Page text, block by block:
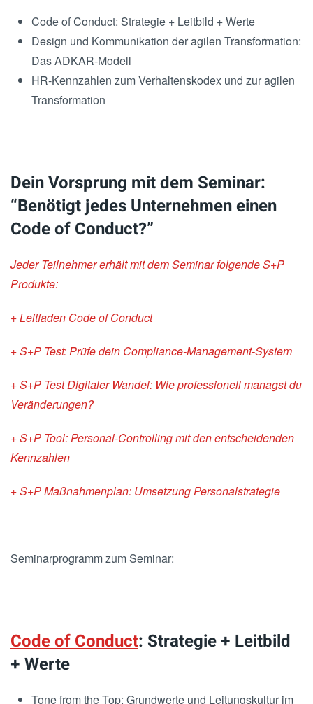
Code of Conduct: Strategie + Leitbild + Werte
Design und Kommunikation der agilen Transformation:
Das ADKAR-Modell
HR-Kennzahlen zum Verhaltenskodex und zur agilen
Transformation
Dein Vorsprung mit dem Seminar:
“Benötigt jedes Unternehmen einen
Code of Conduct?”
Jeder Teilnehmer erhält mit dem Seminarfolgende S+P
Produkte:
+ Leitfaden Code of Conduct
+ S+P Test: Prüfe dein Compliance-Management-System
+ S+P Test Digitaler Wandel: Wie professionell managst du
Veränderungen?
+ S+P Tool: Personal-Controlling mit den entscheidenden
Kennzahlen
+ S+P Maßnahmenplan: Umsetzung Personalstrategie
Seminarprogramm zum Seminar:
Code of Conduct: Strategie + Leitbild
+ Werte
Tone from the Top: Grundwerte und Leitungskultur im